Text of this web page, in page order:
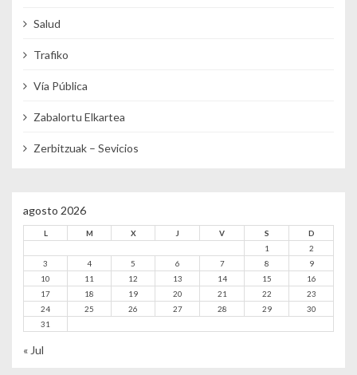
Salud
Trafiko
Vía Pública
Zabalortu Elkartea
Zerbitzuak – Sevicios
agosto 2026
L M X J V S
D
1
2
3
4 5 6 7 8
9
10
11 12 13 14 15
16
17
18 19 20 21 22
23
24
25 26 27 28 29
30
31
« Jul